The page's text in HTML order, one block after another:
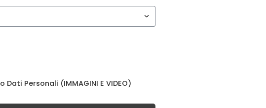
Personali (IMMAGINI E VIDEO)